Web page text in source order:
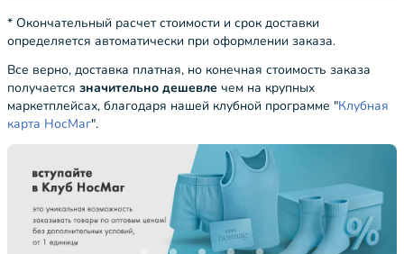
* Окончательный расчет стоимости и срок доставки
определяется автоматически при оформлении заказа.
Все верно, доставка платная, но конечная стоимость заказа
получается значительно дешевле чем на крупных
маркетплейсах, благодаря нашей клубной программе "Клубная
карта НосМаг".